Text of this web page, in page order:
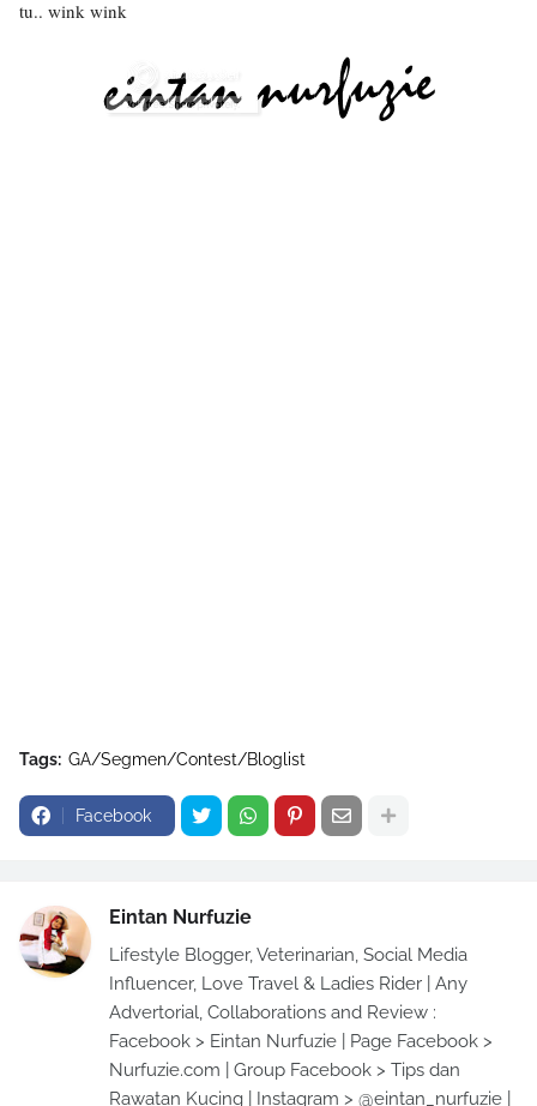
tu.. wink wink
Tags: GA/Segmen/Contest/Bloglist
Facebook
Eintan Nurfuzie
Lifestyle Blogger, Veterinarian, Social Media
Influencer, Love Travel & Ladies Rider | Any
Advertorial, Collaborations and Review :
Facebook > Eintan Nurfuzie | Page Facebook >
Nurfuzie.com | Group Facebook > Tips dan
Rawatan Kucing | Instagram > @eintan_nurfuzie |